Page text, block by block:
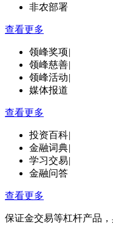
非农部署
查看更多
领峰奖项|
领峰慈善|
领峰活动|
媒体报道
查看更多
投资百科|
金融词典|
学习交易|
金融问答
查看更多
保证金交易等杠杆产品